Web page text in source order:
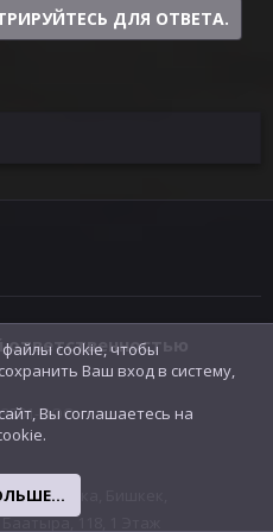
ДЛЯ ОТВЕТА.
3301-ООО
Бишкек,
118, 1 Этаж
cookie, чтобы
Ваш вход в систему,
Вы соглашаетесь на